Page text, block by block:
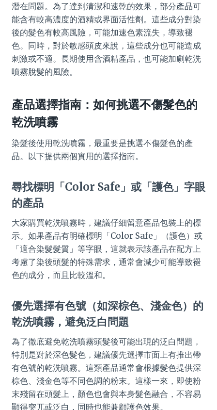
潛在問題。為了達到清潔和速乾的效果，部分產品可
能含有較高濃度的酒精或界面活性劑。這些成分對染
後的髮色有較高風險，可能加速色素流失，導致褪
色。同時，對於敏感頭皮來說，這些成分也可能造成
刺激或不適。長期使用含酒精產品，也可能加劇乾洗
噴霧脫髮的風險。
產品選擇指南：如何挑選不傷髮色的
乾洗噴霧
染髮後使用乾洗噴霧，最重要是挑選不傷髮色的產
品。以下提供兩個實用的選擇指南。
尋找標明「Color Safe」或「護色」字眼
的產品
大家購買乾洗噴霧時，建議仔細留意產品包裝上的標
示。如果產品有明確標明「Color Safe」（護色）或
「適合染髮髮質」等字眼，這就表示該產品在配方上
考慮了染後頭髮的特殊需求，通常會減少可能導致褪
色的成分，而且比較溫和。
優先選擇有色號（如深棕色、淺金色）的
乾洗噴霧，避免泛白問題
為了徹底避免乾洗噴霧頭髮後可能出現的泛白問題，
特別是對於深色髮色，建議優先選擇市面上有推出帶
有色號的乾洗噴霧。這類產品通常會根據髮色提供深
棕色、淺金色等不同色調的粉末。這樣一來，即使粉
末殘留在頭髮上，顏色也會與本身髮色融合，不容易
顯得突兀或泛白，同時也能兼顧護色效果。